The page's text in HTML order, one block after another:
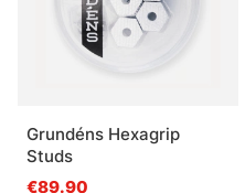
Grundéns Hexagrip
Studs
€89.90